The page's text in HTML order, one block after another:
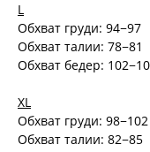
L
Обхват груди: 94−97
Обхват талии: 78−81
Обхват бедер:
XL
Обхват груди: 98−102
Обхват талии: 82−85